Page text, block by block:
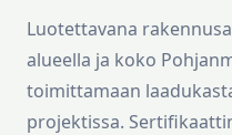
Luotettavana
alueella ja koko
toimittamaan
projektissa.